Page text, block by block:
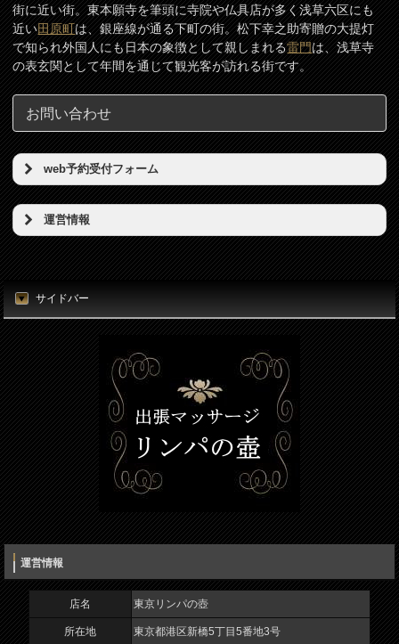
街に近い街。東本願寺を筆頭に寺院や仏具店が多く浅草六区にも
近い田原町は、銀座線が通る下町の街。松下幸之助寄贈の大提灯
で知られ外国人にも日本の象徴として親しまれる雷門は、浅草寺
の表玄関として年間を通じて観光客が訪れる街です。
お問い合わせ
web予約受付フォーム
予約希望日（必須）
時刻（必須）
お名前（必須）
メールアドレス（必須）
電話番号（必須）
メッセージ
運営情報
店名
東京リンパの壺
所在地
東京都港区新橋5丁目5番地3号
電話番号
080-7812-3053
メールアドレス
info@thubo.biz
URL
https://thubo.biz/
運営者名
宮田正晴
営業時間
サイドバー
運営情報
店名 東京リンパの壺
所在地 東京都港区新橋5丁目5番地3号